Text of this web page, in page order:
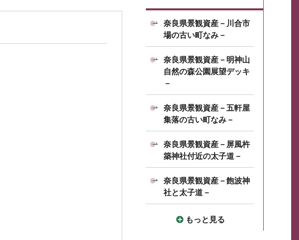
奈良県景観資産－川合市
場の古い町なみ－
奈良県景観資産－明神山
自然の森公園展望デッキ
－
奈良県景観資産－五軒屋
集落の古い町なみ－
奈良県景観資産－屏風杵
築神社付近の太子道－
奈良県景観資産－飽波神
社と太子道－
もっと見る